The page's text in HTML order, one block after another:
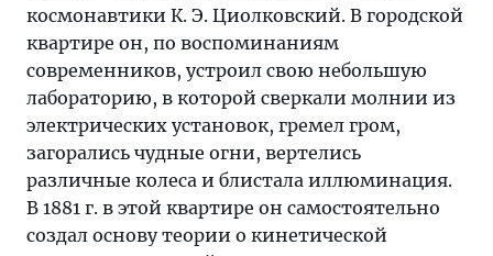
космонавтики К. Э. Циолковский. В городской
квартире он, по воспоминаниям
современников, устроил свою небольшую
лабораторию, в которой сверкали молнии из
электрических установок, гремел гром,
загорались чудные огни, вертелись
различные колеса и блистала иллюминация.
В 1881 г. в этой квартире он самостоятельно
создал основу теории о кинетической